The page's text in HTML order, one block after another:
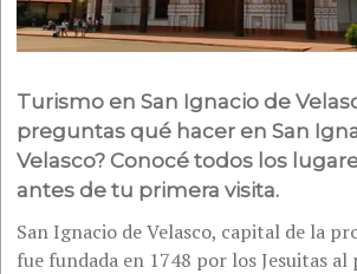
Turismo en San Ignacio de
preguntas qué hacer en San
Velasco? Conocé todos los
antes de tu primera visita.
San Ignacio de Velasco, capital de la
fue fundada en 1748 por los Jesuitas